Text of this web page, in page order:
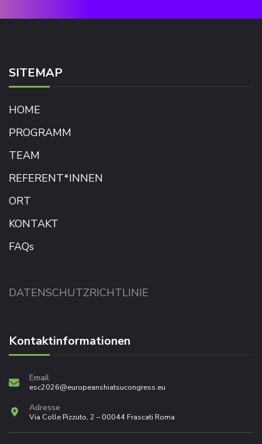
SITEMAP
HOME
PROGRAMM
TEAM
REFERENT*INNEN
ORT
KONTAKT
FAQs
DATENSCHUTZRICHTLINIE
Kontaktinformationen
Email
esc2026@europeanshiatsucongress.eu
Adresse
Via Colle Pizzuto, 2 – 00044 Frascati Roma